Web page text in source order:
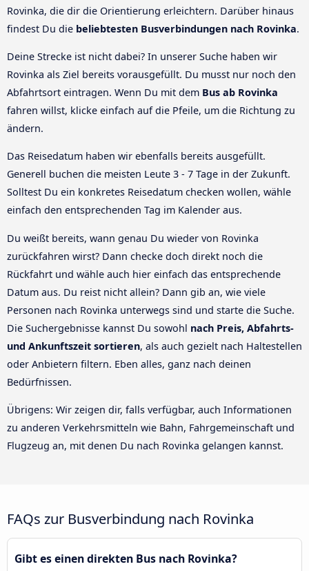
Rovinka, die dir die Orientierung erleichtern. Darüber hinaus
findest Du die beliebtesten Busverbindungen nach Rovinka.
Deine Strecke ist nicht dabei? In unserer Suche haben wir
Rovinka als Ziel bereits vorausgefüllt. Du musst nur noch den
Abfahrtsort eintragen. Wenn Du mit dem Bus ab Rovinka
fahren willst, klicke einfach auf die Pfeile, um die Richtung zu
ändern.
Das Reisedatum haben wir ebenfalls bereits ausgefüllt.
Generell buchen die meisten Leute 3 - 7 Tage in der Zukunft.
Solltest Du ein konkretes Reisedatum checken wollen, wähle
einfach den entsprechenden Tag im Kalender aus.
Du weißt bereits, wann genau Du wieder von Rovinka
zurückfahren wirst? Dann checke doch direkt noch die
Rückfahrt und wähle auch hier einfach das entsprechende
Datum aus. Du reist nicht allein? Dann gib an, wie viele
Personen nach Rovinka unterwegs sind und starte die Suche.
Die Suchergebnisse kannst Du sowohl nach Preis, Abfahrts-
und Ankunftszeit sortieren, als auch gezielt nach Haltestellen
oder Anbietern filtern. Eben alles, ganz nach deinen
Bedürfnissen.
Übrigens: Wir zeigen dir, falls verfügbar, auch Informationen
zu anderen Verkehrsmitteln wie Bahn, Fahrgemeinschaft und
Flugzeug an, mit denen Du nach Rovinka gelangen kannst.
FAQs zur Busverbindung nach Rovinka
Gibt es einen direkten Bus nach Rovinka?